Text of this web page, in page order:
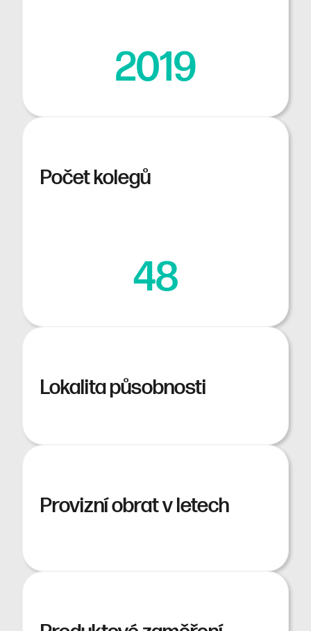
2019
Počet kolegů
48
Lokalita působnosti
Provizní obrat v letech